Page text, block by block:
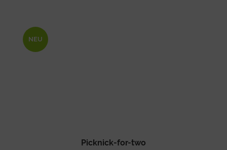
NEU
Picknick-for-two